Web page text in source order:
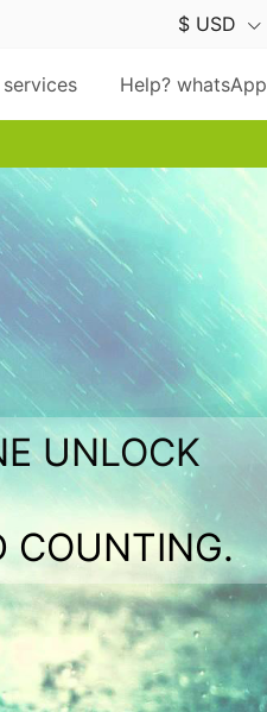
$ USD
Help? whatsApp
UNLOCK
COUNTING.